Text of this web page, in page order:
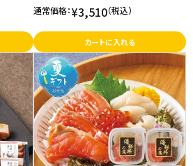
通常価格：¥3,510（税込）
カートに入れる